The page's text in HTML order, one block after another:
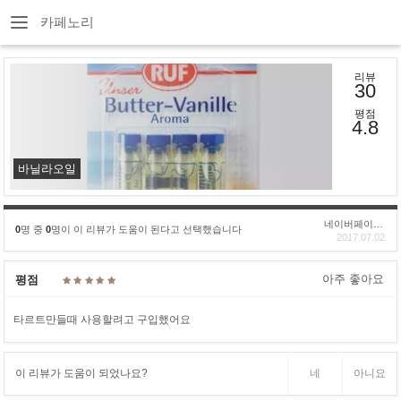
카페노리
바닐라오일
리뷰
30
평점
4.8
0명 중 0명이 이 리뷰가 도움이 된다고 선택했습니다
2017.07.02
평점 아주 좋아요
타르트만들때 사용할려고 구입했어요
이 리뷰가 도움이 되었나요? 네 아니요